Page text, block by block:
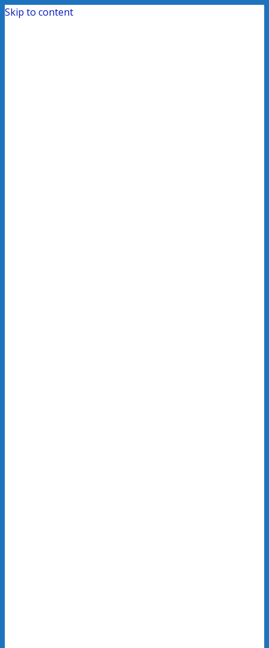
Skip to content